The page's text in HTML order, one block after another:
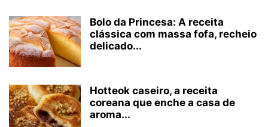
Bolo da Princesa: A receita
clássica com massa fofa, recheio
delicado...
Hotteok caseiro, a receita
coreana que enche a casa de
aroma...